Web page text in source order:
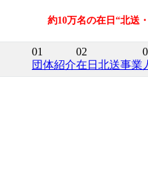
約10万名の在日“北送
01
団体紹介
02
在日北送事業